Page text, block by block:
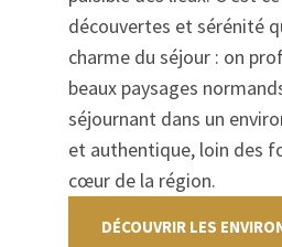
découvertes et sérénité
charme du séjour : on
beaux paysages
séjournant dans un
et authentique, loin des
cœur de la région.
DÉCOUVRIR LES